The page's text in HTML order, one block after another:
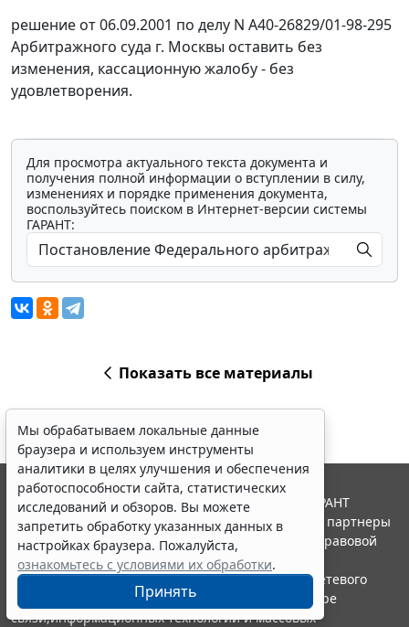
решение от 06.09.2001 по делу N А40-26829/01-98-295
Арбитражного суда г. Москвы оставить без
изменения, кассационную жалобу - без
удовлетворения.
Для просмотра актуального текста документа и
получения полной информации о вступлении в силу,
изменениях и порядке применения документа,
воспользуйтесь поиском в Интернет-версии системы
ГАРАНТ:
Показать все материалы
Мы обрабатываем локальные данные
браузера и используем инструменты
аналитики в целях улучшения и обеспечения
работоспособности сайта, статистических
исследований и обзоров. Вы можете
запретить обработку указанных данных в
настройках браузера. Пожалуйста,
ознакомьтесь с условиями их обработки.
Принять
© ООО "НПП "ГАРАНТ-СЕРВИС", 2026. Система ГАРАНТ
выпускается с 1990 года. Компания "Гарант" и ее партнеры
являются участниками Российской ассоциации правовой
информации ГАРАНТ.
Портал ГАРАНТ.РУ зарегистрирован в качестве сетевого
издания Федеральной службой по надзору в сфере
связи,информационных технологий и массовых